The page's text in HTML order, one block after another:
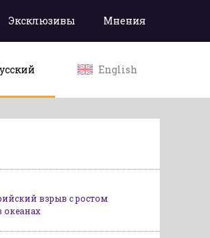
Эксклюзивы Мнения
English
взрыв с ростом
океанах